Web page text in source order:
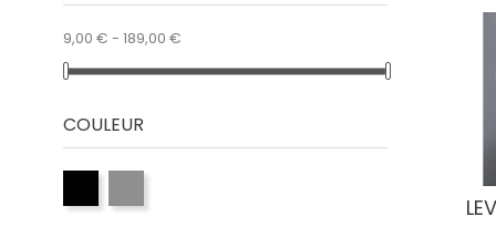
9,00 € - 189,00 €
COULEUR